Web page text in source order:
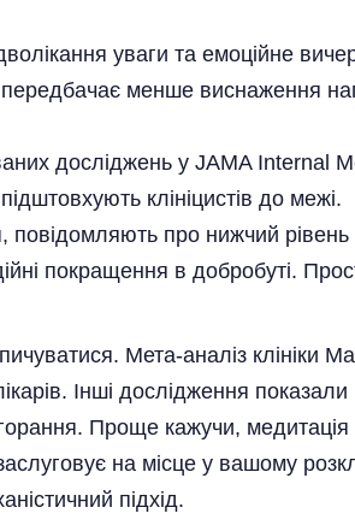
уваги та емоційне
менше виснаження
досліджень у JAMA Internal
клініцистів до межі.
про нижчий рівень
покращення в добробуті.
Мета-аналіз клініки
Інші дослідження
Проще кажучи,
на місце у вашому
підхід.